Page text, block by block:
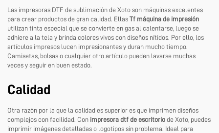
Las impresoras DTF de sublimación de Xoto son máquinas excelentes
para crear productos de gran calidad. Ellas Tf máquina de impresión
utilizan tinta especial que se convierte en gas al calentarse, luego se
adhiere a la tela y brinda colores vivos con diseños nítidos. Por ello, los
artículos impresos lucen impresionantes y duran mucho tiempo.
Camisetas, bolsas o cualquier otro artículo pueden lavarse muchas
veces y seguir en buen estado.
Calidad
Otra razón por la que la calidad es superior es que imprimen diseños
complejos con facilidad. Con impresora dtf de escritorio de Xoto, puedes
imprimir imágenes detalladas o logotipos sin problema. Ideal para